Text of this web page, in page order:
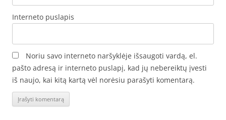
Interneto puslapis
Noriu savo interneto naršyklėje išsaugoti vardą, el.
pašto adresą ir interneto puslapį, kad jų nebereiktų įvesti
iš naujo, kai kitą kartą vėl norėsiu parašyti komentarą.